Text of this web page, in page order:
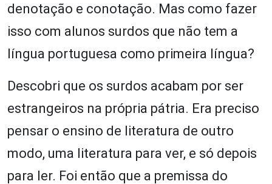
denotação e conotação. Mas como fazer
isso com alunos surdos que não tem a
língua portuguesa como primeira língua?
Descobri que os surdos acabam por ser
estrangeiros na própria pátria. Era preciso
pensar o ensino de literatura de outro
modo, uma literatura para ver, e só depois
para ler. Foi então que a premissa do